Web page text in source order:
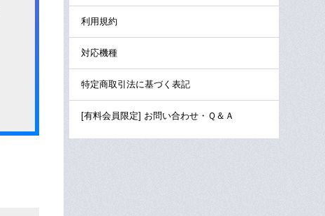
利用規約
対応機種
特定商取引法に基づく表記
[有料会員限定] お問い合わせ・Ｑ＆Ａ